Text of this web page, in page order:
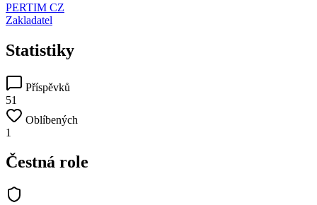
PERTIM CZ
Zakladatel
Statistiky
Příspěvků
51
Oblíbených
1
Čestná role